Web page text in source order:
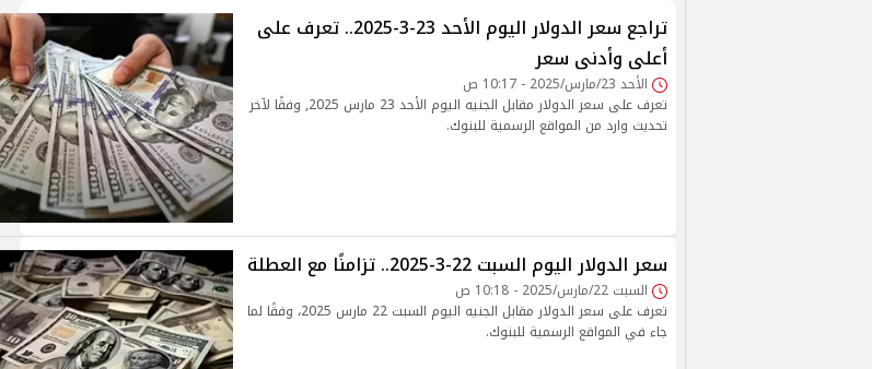
تراجع سعر الدولار اليوم الأحد 23-3-2025.. تعرف على
أعلى وأدنى سعر
الأحد 23/مارس/2025 - 10:17 ص
تعرف على سعر الدولار مقابل الجنيه اليوم الأحد 23 مارس 2025, وفقًا لآخر
تحديث وارد من المواقع الرسمية للبنوك.
سعر الدولار اليوم السبت 22-3-2025.. تزامنًا مع العطلة
السبت 22/مارس/2025 - 10:18 ص
تعرف على سعر الدولار مقابل الجنيه اليوم السبت 22 مارس 2025، وفقًا لما
جاء في المواقع الرسمية للبنوك.